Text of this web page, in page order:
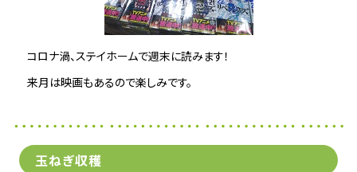
コロナ渦、ステイホームで週末に読みます！
来月は映画もあるので楽しみです。
玉ねぎ収穫